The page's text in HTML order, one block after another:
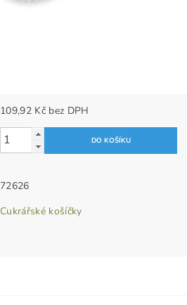
109,92 Kč bez DPH
72626
Cukrářské košíčky